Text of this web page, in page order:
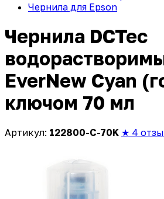
Чернила для Epson
Чернила DCTec
EverNew Cyan
ключом 70 мл
Артикул: 122800-C-70K ★ 4